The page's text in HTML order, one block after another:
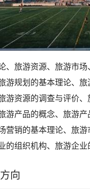
、旅游资源、旅游市场
游规划的基本理论、
游资源的调查与评价
游产品的概念、旅游产
营销的基本理论、旅游
的组织机构、旅游企
向